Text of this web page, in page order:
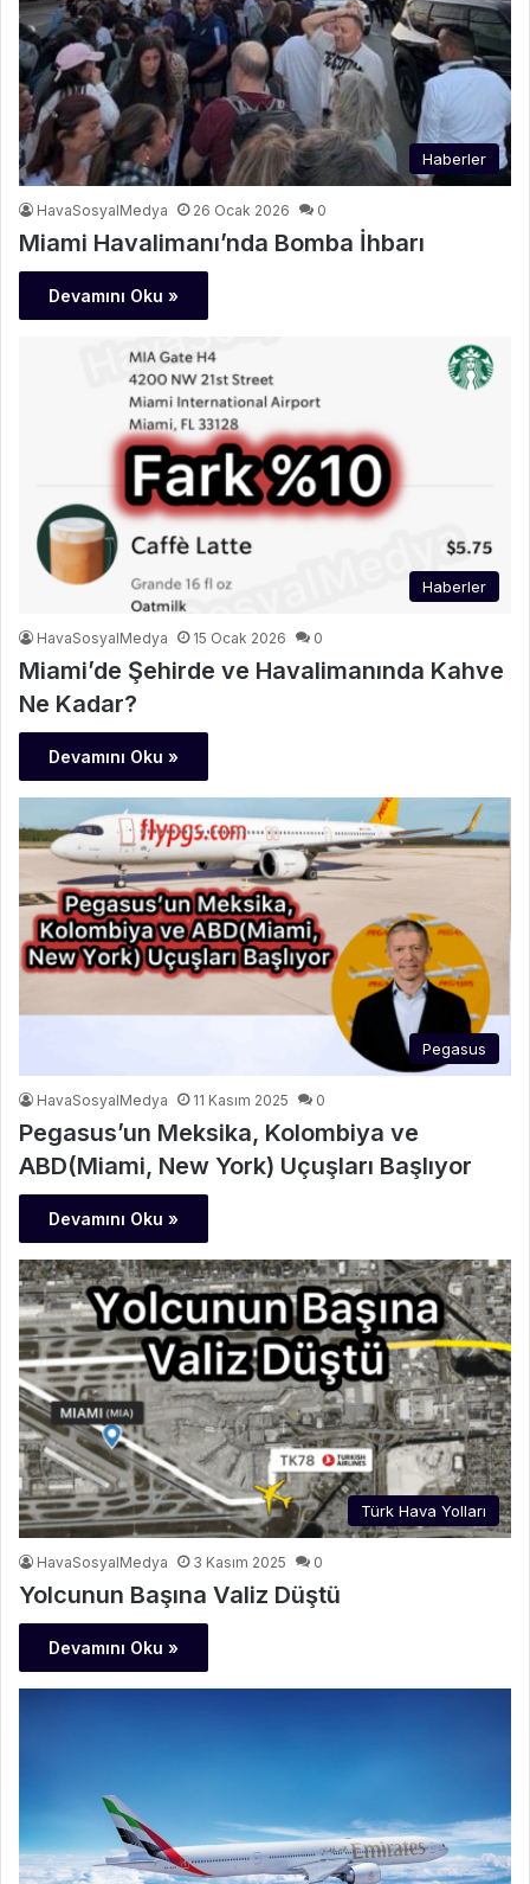
Haberler
HavaSosyalMedya 26 Ocak 2026 0
Miami Havalimanı’nda Bomba İhbarı
Devamını Oku »
Haberler
HavaSosyalMedya 15 Ocak 2026 0
Miami’de Şehirde ve Havalimanında Kahve
Ne Kadar?
Devamını Oku »
Pegasus
HavaSosyalMedya 11 Kasım 2025 0
Pegasus’un Meksika, Kolombiya ve
ABD(Miami, New York) Uçuşları Başlıyor
Devamını Oku »
Türk Hava Yolları
HavaSosyalMedya 3 Kasım 2025 0
Yolcunun Başına Valiz Düştü
Devamını Oku »